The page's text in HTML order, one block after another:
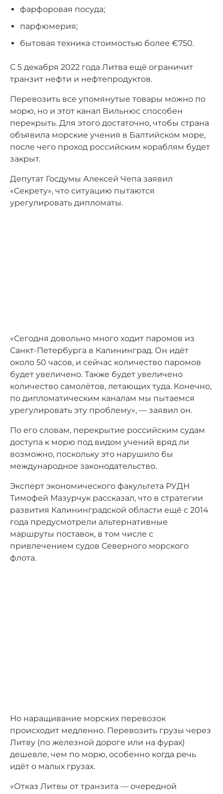
фарфоровая посуда;
парфюмерия;
бытовая техника стоимостью более €750.
С 5 декабря 2022 года Литва ещё ограничит
транзит нефти и нефтепродуктов.
Перевозить все упомянутые товары можно по
морю, но и этот канал Вильнюс способен
перекрыть. Для этого достаточно, чтобы страна
объявила морские учения в Балтийском море,
после чего проход российским кораблям будет
закрыт.
Депутат Госдумы Алексей Чепа заявил
«Секрету», что ситуацию пытаются
урегулировать дипломаты.
«Сегодня довольно много ходит паромов из
Санкт-Петербурга в Калининград. Он идёт
около 50 часов, и сейчас количество паромов
будет увеличено. Также будет увеличено
количество самолётов, летающих туда. Конечно,
по дипломатическим каналам мы пытаемся
урегулировать эту проблему», — заявил он.
По его словам, перекрытие российским судам
доступа к морю под видом учений вряд ли
возможно, поскольку это нарушило бы
международное законодательство.
Эксперт экономического факультета РУДН
Тимофей Мазурчук рассказал, что в стратегии
развития Калининградской области ещё с 2014
года предусмотрели альтернативные
маршруты поставок, в том числе с
привлечением судов Северного морского
флота.
Но наращивание морских перевозок
происходит медленно. Перевозить грузы через
Литву (по железной дороге или на фурах)
дешевле, чем по морю, особенно когда речь
идёт о малых грузах.
«Отказ Литвы от транзита — очередной